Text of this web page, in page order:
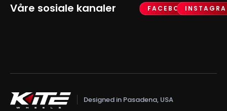
Våre sosiale kanaler FACEBOOK
Designed in Pasadena, USA